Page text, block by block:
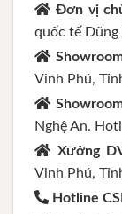
Đơn vị
quốc tế Dũng
Vinh Phú,
Nghệ An.
Xưởng
Vinh Phú,
Hotline